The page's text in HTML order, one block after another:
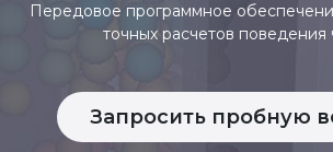
Передовое программное
точных расчетов поведения
Запросить пробную